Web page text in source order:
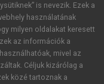
is nevezik. Ezek a
használatának
milyen oldalakat keresett
az információk a
mivel az
Céljuk kizárólag a
közé tartoznak a